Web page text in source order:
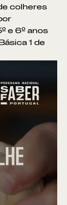
colheres
e 6º anos
1 de